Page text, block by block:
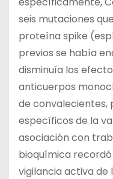
seis mutaciones
proteína spike
previos se había
disminuía los
anticuerpos
de convalecientes,
específicos de la
asociación con
bioquímica
vigilancia activa de